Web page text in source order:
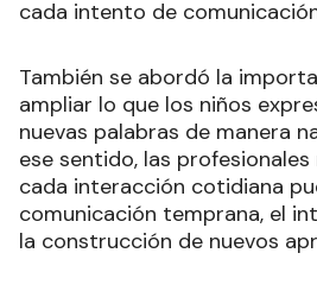
cada intento de
También se abordó la
ampliar lo que los niños
nuevas palabras de manera
ese sentido, las
cada interacción cotidiana
comunicación temprana, el
la construcción de nuevos